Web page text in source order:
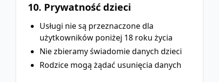
10. Prywatność dzieci
Usługi nie są przeznaczone dla
użytkowników poniżej 18 roku życia
Nie zbieramy świadomie danych dzieci
Rodzice mogą żądać usunięcia danych